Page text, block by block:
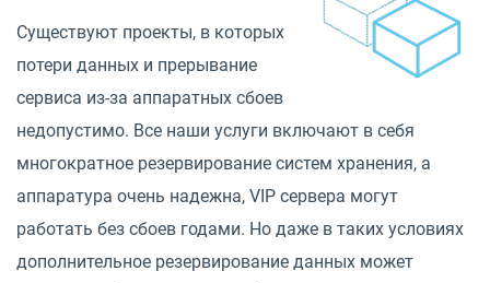
Существуют проекты, в которых
потери данных и прерывание
сервиса из-за аппаратных сбоев
недопустимо. Все наши услуги включают в себя
многократное резервирование систем хранения, а
аппаратура очень надежна, VIP сервера могут
работать без сбоев годами. Но даже в таких условиях
дополнительное резервирование данных может